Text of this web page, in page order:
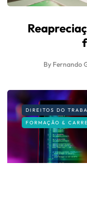
By Fernando
DIREITOS DO
FORMAÇÃO &